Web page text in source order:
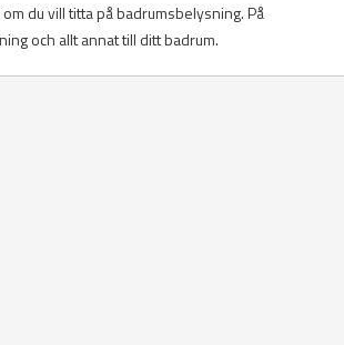
du vill titta på badrumsbelysning. På
och allt annat till ditt badrum.